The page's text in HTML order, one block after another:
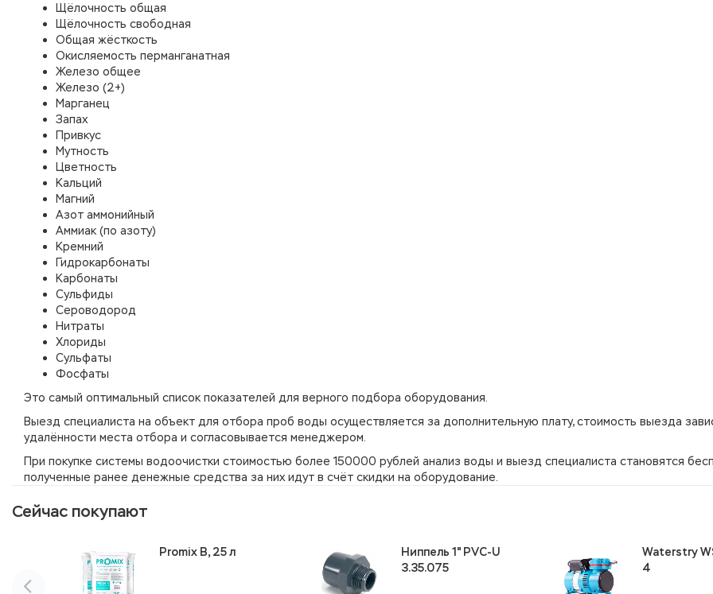
Щёлочность общая
Щёлочность свободная
Общая жёсткость
Окисляемость перманганатная
Железо общее
Железо (2+)
Марганец
Запах
Привкус
Мутность
Цветность
Кальций
Магний
Азот аммонийный
Аммиак (по азоту)
Кремний
Гидрокарбонаты
Карбонаты
Сульфиды
Сероводород
Нитраты
Хлориды
Сульфаты
Фосфаты
Это самый оптимальный список показателей для верного подбора оборудования.
Выезд специалиста на объект для отбора проб воды осуществляется за дополнительную плату, стоимость выезда
удалённости места отбора и согласовывается менеджером.
При покупке системы водоочистки стоимостью более 150000 рублей анализ воды и выезд специалиста становятся
полученные ранее денежные средства за них идут в счёт скидки на оборудование.
Сейчас покупают
Promix B, 25 л
Ниппель 1" PVC-U
3.35.075
Waterstry
4